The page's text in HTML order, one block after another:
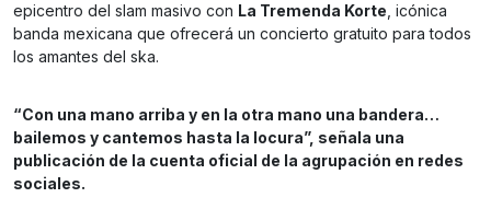
epicentro del slam masivo con La Tremenda Korte, icónica
banda mexicana que ofrecerá un concierto gratuito para todos
los amantes del ska.
“Con una mano arriba y en la otra mano una bandera…
bailemos y cantemos hasta la locura”, señala una
publicación de la cuenta oficial de la agrupación en redes
sociales.